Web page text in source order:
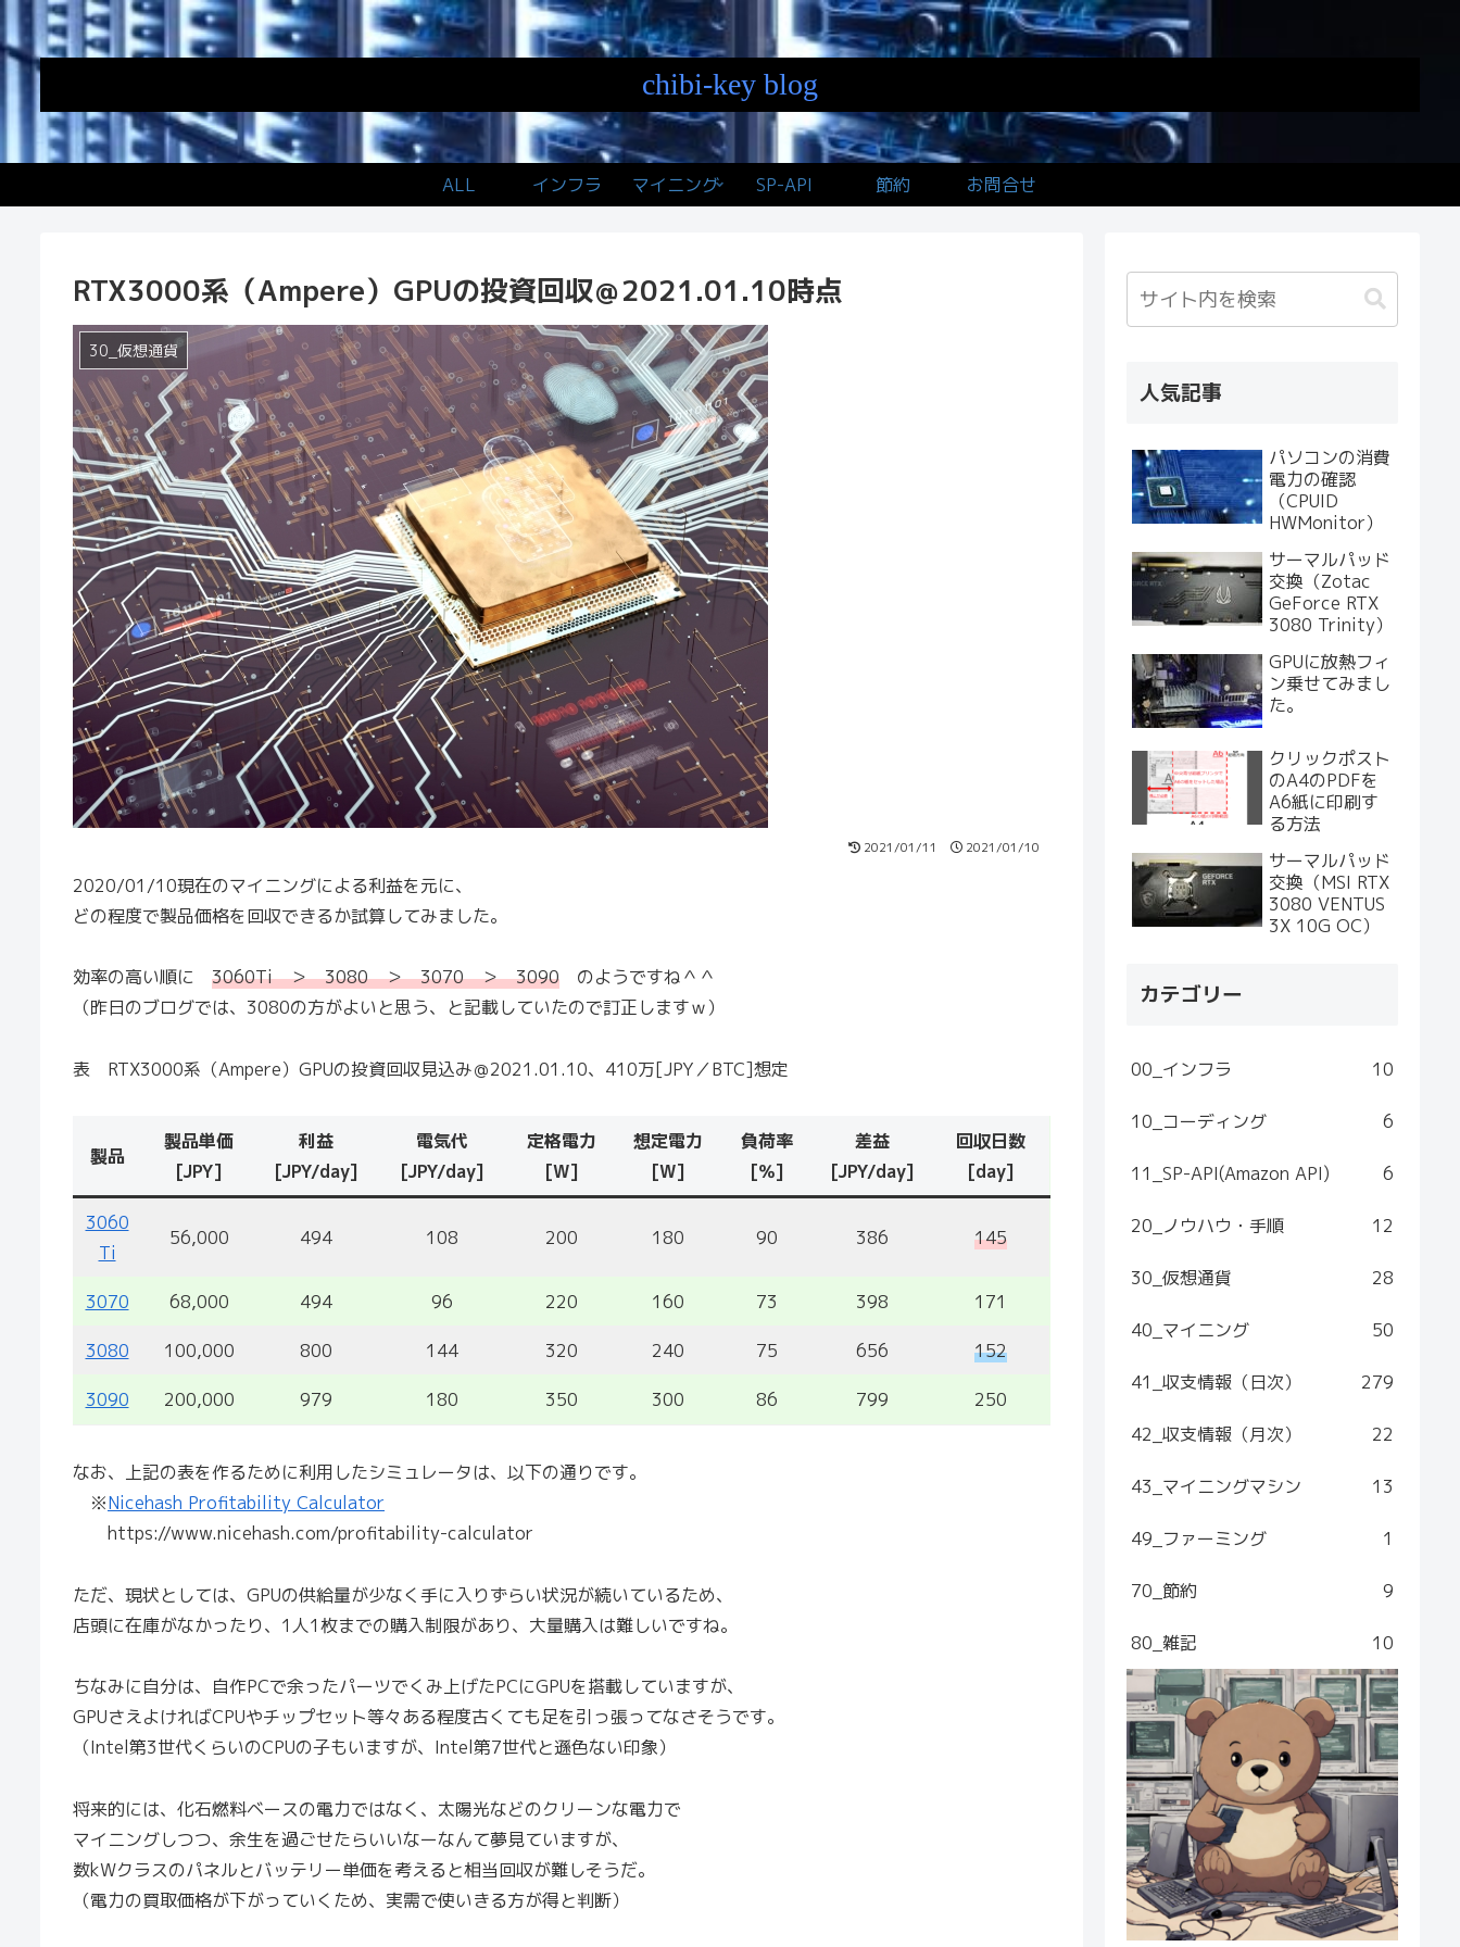
chibi-key blog
ALL インフラ マイニング SP-API 節約 お問合せ
RTX3000系（Ampere）GPUの投資回収＠2021.01.10時点
30_仮想通貨
2021/01/11 2021/01/10
2020/01/10現在のマイニングによる利益を元に、
どの程度で製品価格を回収できるか試算してみました。
効率の高い順に 3060Ti ＞ 3080 ＞ 3070 ＞ 3090 のようですね＾＾
（昨日のブログでは、3080の方がよいと思う、と記載していたので訂正しますｗ）
表 RTX3000系（Ampere）GPUの投資回収見込み＠2021.01.10、410万[JPY／BTC]想定
製品
製品単価
[JPY]
利益
[JPY/day]
電気代
[JPY/day]
定格電力
[W]
想定電力
[W]
負荷率
[％]
差益
[JPY/day]
回収日数
[day]
3060
Ti
56,000 494 108 200 180 90 386 145
3070 68,000 494 96 220 160 73 398 171
3080 100,000 800 144 320 240 75 656 152
3090 200,000 979 180 350 300 86 799 250
なお、上記の表を作るために利用したシミュレータは、以下の通りです。
※Nicehash Profitability Calculator
https://www.nicehash.com/profitability-calculator
ただ、現状としては、GPUの供給量が少なく手に入りずらい状況が続いているため、
店頭に在庫がなかったり、1人1枚までの購入制限があり、大量購入は難しいですね。
ちなみに自分は、自作PCで余ったパーツでくみ上げたPCにGPUを搭載していますが、
GPUさえよければCPUやチップセット等々ある程度古くても足を引っ張ってなさそうです。
（Intel第3世代くらいのCPUの子もいますが、Intel第7世代と遜色ない印象）
将来的には、化石燃料ベースの電力ではなく、太陽光などのクリーンな電力で
マイニングしつつ、余生を過ごせたらいいなーなんて夢見ていますが、
数kWクラスのパネルとバッテリー単価を考えると相当回収が難しそうだ。
（電力の買取価格が下がっていくため、実需で使いきる方が得と判断）
人気記事
パソコンの消費
電力の確認
（CPUID
HWMonitor）
サーマルパッド
交換（Zotac
GeForce RTX
3080 Trinity）
GPUに放熱フィ
ン乗せてみまし
た。
クリックポスト
のA4のPDFを
A6紙に印刷す
る方法
サーマルパッド
交換（MSI RTX
3080 VENTUS
3X 10G OC）
カテゴリー
00_インフラ 10
10_コーディング 6
11_SP-API(Amazon API) 6
20_ノウハウ・手順 12
30_仮想通貨 28
40_マイニング 50
41_収支情報（日次） 279
42_収支情報（月次） 22
43_マイニングマシン 13
49_ファーミング 1
70_節約 9
80_雑記 10